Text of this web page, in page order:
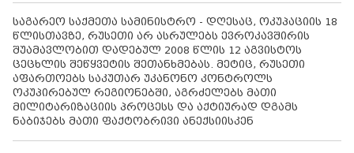
საგარეო საქმეთა სამინისტრო - დღესაც, ოკუპაციის 18
წლისთავზე, რუსეთი არ ასრულებს ევროკავშირის
შუამავლობით დადებულ 2008 წლის 12 აგვისტოს
ცეცხლის შეწყვეტის შეთანხმებას. მეტიც, რუსეთი
აფართოებს საკუთარ უკანონო კონტროლს
ოკუპირებულ რეგიონებში, აგრძელებს მათი
მილიტარიზაციის პროცესს და აქტიურად დგამს
ნაბიჯებს მათი ფაქტობრივი ანექსიისკენ